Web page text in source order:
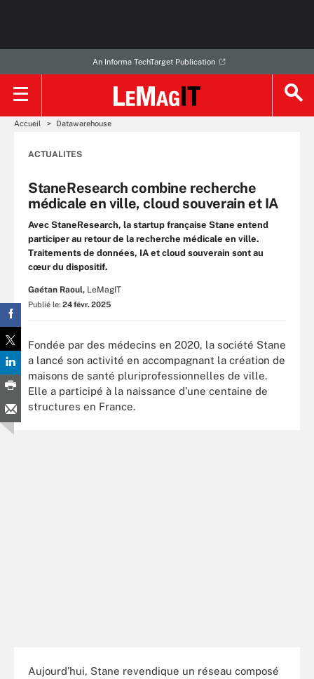
An Informa TechTarget Publication
Accueil Datawarehouse
ACTUALITES
StaneResearch combine recherche
médicale en ville, cloud souverain et IA
Avec StaneResearch, la startup française Stane entend
participer au retour de la recherche médicale en ville.
Traitements de données, IA et cloud souverain sont au
cœur du dispositif.
Gaétan Raoul, LeMagIT
Publié le: 24 févr. 2025
Fondée par des médecins en 2020, la société Stane
a lancé son activité en accompagnant la création de
maisons de santé pluriprofessionnelles de ville.
Elle a participé à la naissance d’une centaine de
structures en France.
Aujourd’hui, Stane revendique un réseau composé